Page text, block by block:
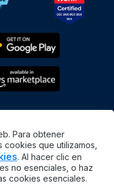
Para obtener
que utilizamos,
. Al hacer clic en
no esenciales, o haz
cookies esenciales.